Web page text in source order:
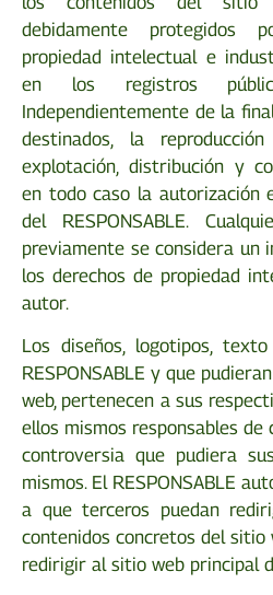
debidamente
propiedad intelectual e
en los registros
Independientemente de la
destinados, la
explotación, distribución y
en todo caso la autorización
del RESPONSABLE.
previamente se considera un
los derechos de propiedad
autor.
Los diseños, logotipos,
RESPONSABLE y que
web, pertenecen a sus
ellos mismos responsables de
controversia que pudiera
mismos. El RESPONSABLE
a que terceros puedan
contenidos concretos del sitio
redirigir al sitio web principal